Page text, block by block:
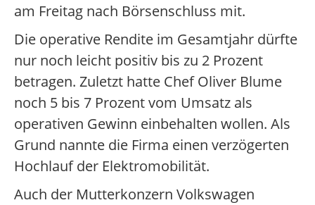
am Freitag nach Börsenschluss mit.
Die operative Rendite im Gesamtjahr dürfte
nur noch leicht positiv bis zu 2 Prozent
betragen. Zuletzt hatte Chef Oliver Blume
noch 5 bis 7 Prozent vom Umsatz als
operativen Gewinn einbehalten wollen. Als
Grund nannte die Firma einen verzögerten
Hochlauf der Elektromobilität.
Auch der Mutterkonzern Volkswagen